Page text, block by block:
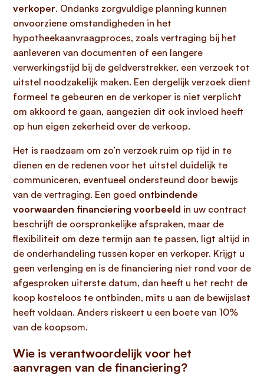
verkoper. Ondanks zorgvuldige planning kunnen
onvoorziene omstandigheden in het
hypotheekaanvraagproces, zoals vertraging bij het
aanleveren van documenten of een langere
verwerkingstijd bij de geldverstrekker, een verzoek tot
uitstel noodzakelijk maken. Een dergelijk verzoek dient
formeel te gebeuren en de verkoper is niet verplicht
om akkoord te gaan, aangezien dit ook invloed heeft
op hun eigen zekerheid over de verkoop.
Het is raadzaam om zo’n verzoek ruim op tijd in te
dienen en de redenen voor het uitstel duidelijk te
communiceren, eventueel ondersteund door bewijs
van de vertraging. Een goed ontbindende
voorwaarden financiering voorbeeld in uw contract
beschrijft de oorspronkelijke afspraken, maar de
flexibiliteit om deze termijn aan te passen, ligt altijd in
de onderhandeling tussen koper en verkoper. Krijgt u
geen verlenging en is de financiering niet rond voor de
afgesproken uiterste datum, dan heeft u het recht de
koop kosteloos te ontbinden, mits u aan de bewijslast
heeft voldaan. Anders riskeert u een boete van 10%
van de koopsom.
Wie is verantwoordelijk voor het
aanvragen van de financiering?